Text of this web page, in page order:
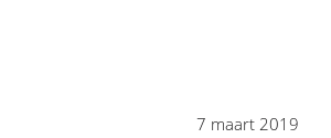
7 maart 2019